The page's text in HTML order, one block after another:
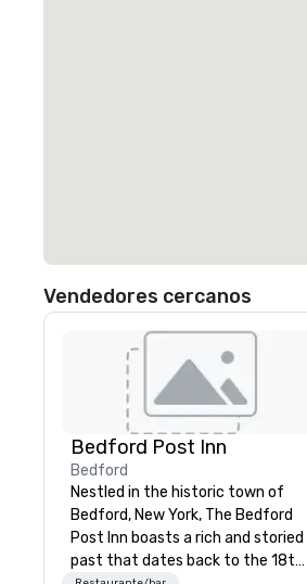
Vendedores cercanos
Bedford Post Inn
Bedford
Nestled in the historic town of
Bedford, New York, The Bedford
Post Inn boasts a rich and storied
past that dates back to the 18th